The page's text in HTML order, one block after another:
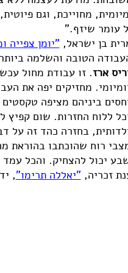
מחוייכת, וגם
עומר שיזף."
בן ישראל, "יומן צפייה
הטובה והשלמה
ארז. זו עבודת מחול
מחזיקים יפה את
ביניהם מציפה טקסטים
ללוח החזרות. שום
בחזרה כהד זה על
רוח שהוכתבו בהוראת
יכול להצחיק. והכל עמד
זכריה, "יאללה תרימו",